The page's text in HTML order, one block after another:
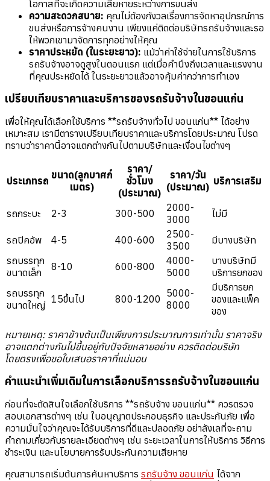
โอกาสที่จะเกิดความเสียหายระหว่างการขนส่ง
ความสะดวกสบาย: คุณไม่ต้องกังวลเรื่องการจัดหาอุปกรณ์การ
ขนส่งหรือการจ้างคนงาน เพียงแค่ติดต่อบริษัทรถรับจ้างและรอ
ให้พวกเขามาจัดการทุกอย่างให้คุณ
ราคาประหยัด (ในระยะยาว): แม้ว่าค่าใช้จ่ายในการใช้บริการ
รถรับจ้างอาจดูสูงในตอนแรก แต่เมื่อคำนึงถึงเวลาและแรงงาน
ที่คุณประหยัดได้ ในระยะยาวแล้วอาจคุ้มค่ากว่าการทำเอง
เปรียบเทียบราคาและบริการของรถรับจ้างในขอนแก่น
เพื่อให้คุณได้เลือกใช้บริการ **รถรับจ้างทั่วไป ขอนแก่น** ได้อย่าง
เหมาะสม เรามีตารางเปรียบเทียบราคาและบริการโดยประมาณ โปรด
ทราบว่าราคานี้อาจแตกต่างกันไปตามบริษัทและเงื่อนไขต่างๆ
ประเภทรถ ขนาด(ลูกบาศก์
เมตร)
ราคา/
ชั่วโมง
(ประมาณ)
ราคา/วัน
(ประมาณ) บริการเสริม
รถกระบะ 2-3 300-500
2000-
3000
ไม่มี
รถปิคอัพ 4-5 400-600
2500-
3500
มีบางบริษัท
รถบรรทุก
ขนาดเล็ก
8-10 600-800
4000-
5000
บางบริษัทมี
บริการยกของ
รถบรรทุก
ขนาดใหญ่ 15ขึ้นไป 800-1200 5000-
8000
มีบริการยก
ของและแพ็ค
ของ
หมายเหตุ: ราคาข้างต้นเป็นเพียงการประมาณการเท่านั้น ราคาจริง
อาจแตกต่างกันไปขึ้นอยู่กับปัจจัยหลายอย่าง ควรติดต่อบริษัท
โดยตรงเพื่อขอใบเสนอราคาที่แน่นอน
คำแนะนำเพิ่มเติมในการเลือกบริการรถรับจ้างในขอนแก่น
ก่อนที่จะตัดสินใจเลือกใช้บริการ **รถรับจ้าง ขอนแก่น** ควรตรวจ
สอบเอกสารต่างๆ เช่น ใบอนุญาตประกอบธุรกิจ และประกันภัย เพื่อ
ความมั่นใจว่าคุณจะได้รับบริการที่ดีและปลอดภัย อย่าลังเลที่จะถาม
คำถามเกี่ยวกับรายละเอียดต่างๆ เช่น ระยะเวลาในการให้บริการ วิธีการ
ชำระเงิน และนโยบายการรับประกันความเสียหาย
คุณสามารถเริ่มต้นการค้นหาบริการ รถรับจ้าง ขอนแก่น ได้จาก